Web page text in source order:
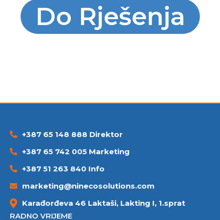
Do Rješenja
+387 65 148 888 Direktor
+387 65 742 005 Marketing
+387 51 263 840 Info
marketing@ninecosolutions.com
Karađorđeva 46 Laktaši, Lakting I, 1.sprat
RADNO VRIJEME